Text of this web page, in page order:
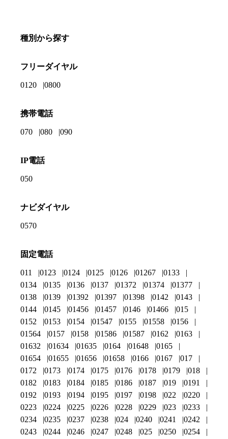
種別から探す
フリーダイヤル
0120 0800
携帯電話
070 080 090
IP電話
050
ナビダイヤル
0570
固定電話
011 0123 0124 0125 0126 01267
0133
0134
0135 0136 0137 01372 01374
01377
0138
0139 01392 01397 01398 0142
0143
0144
0145 01456 01457 0146 01466
015
0152
0153 0154 01547 0155 01558
0156
01564
0157 0158 01586 01587 0162
0163
01632
01634 01635 0164 01648
0165
01654
01655 01656 01658 0166 0167
017
0172
0173 0174 0175 0176 0178 0179
018
0182
0183 0184 0185 0186 0187 019
0191
0192
0193 0194 0195 0197 0198 022
0220
0223
0224 0225 0226 0228 0229 023
0233
0234
0235 0237 0238 024 0240 0241
0242
0243
0244 0246 0247 0248 025 0250 0254